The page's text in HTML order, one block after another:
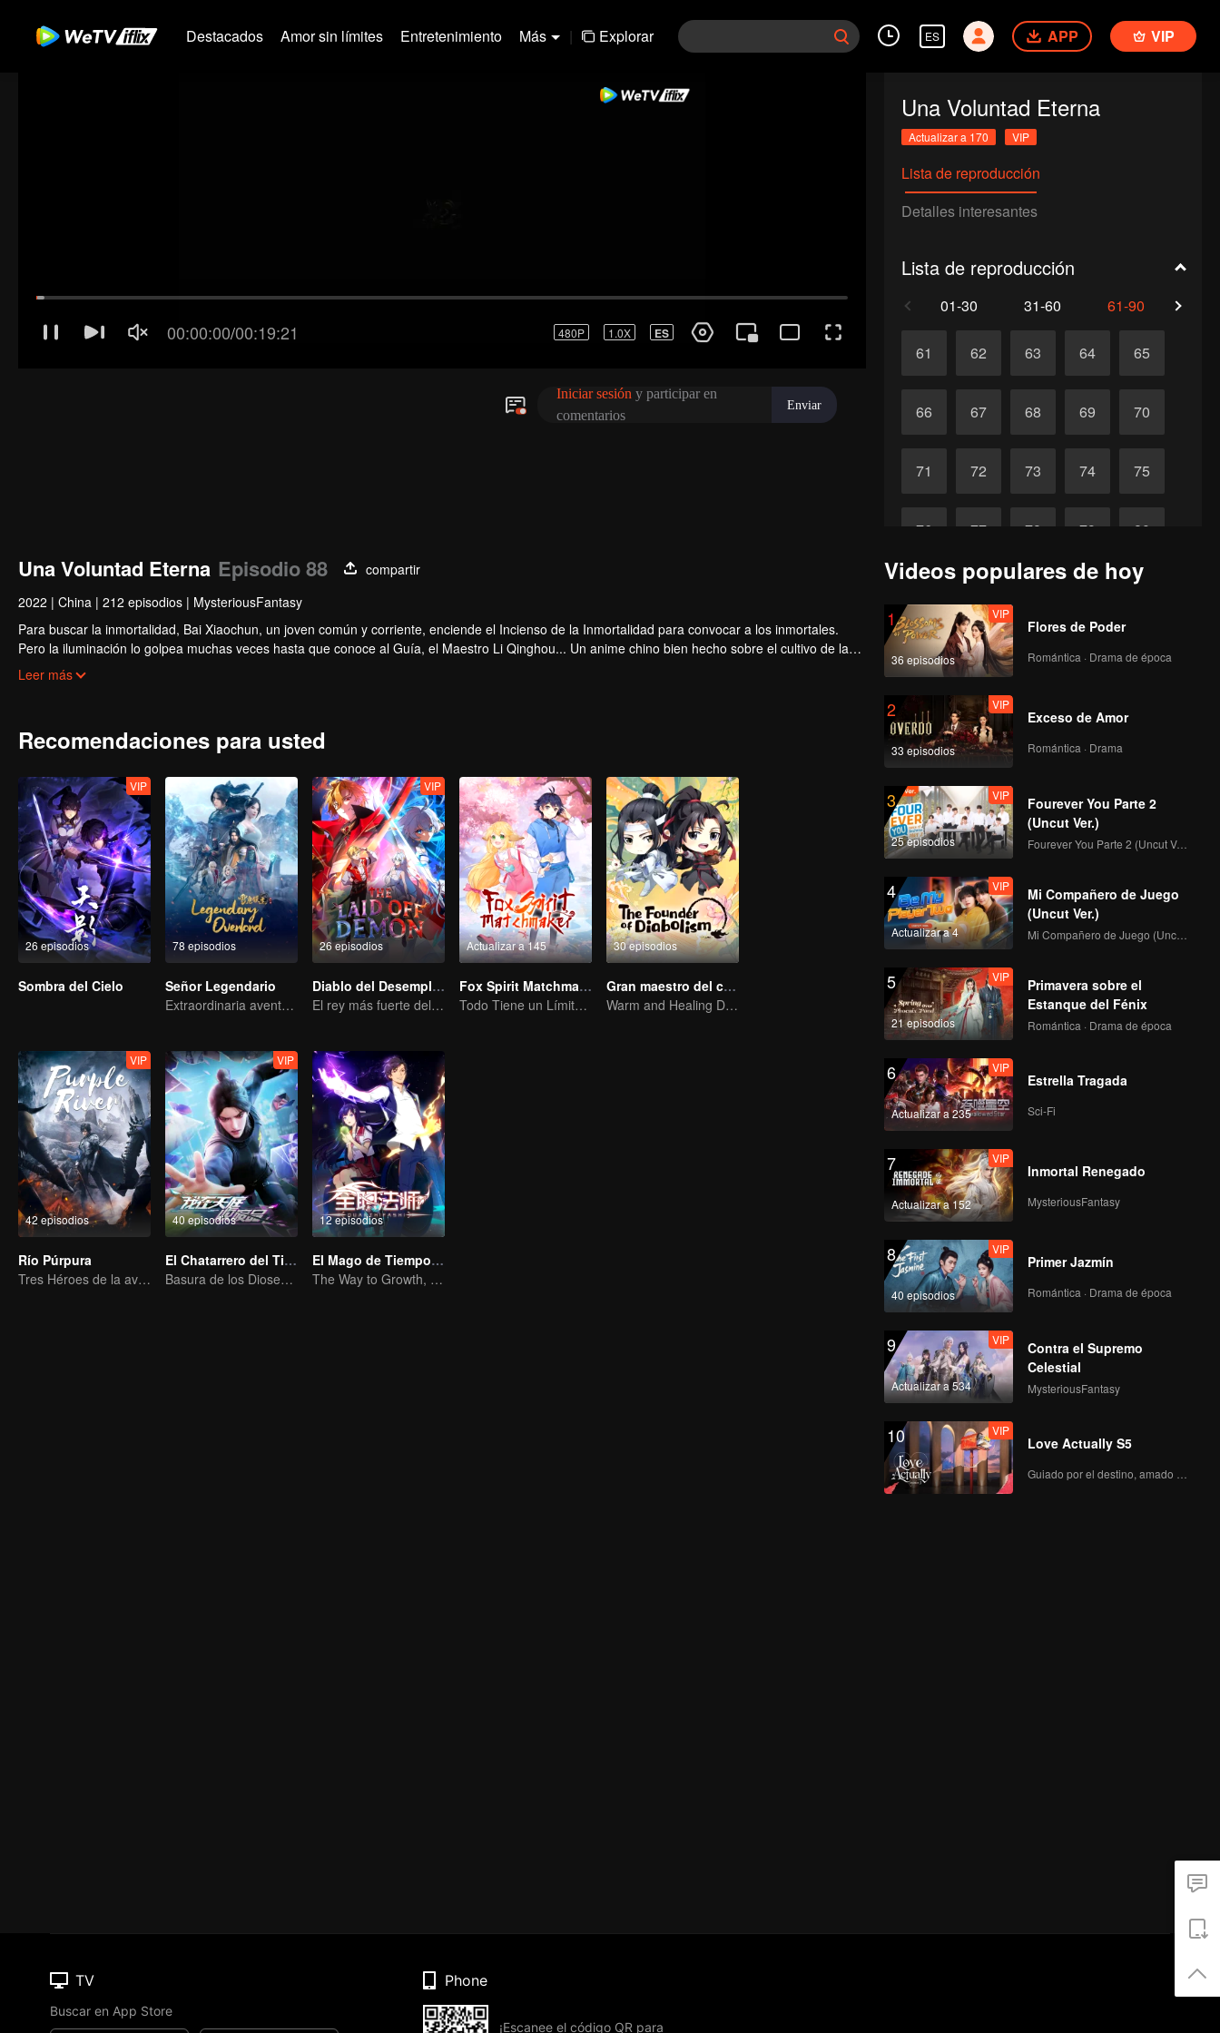
Destacados Amor sin límites Entretenimiento Más | Explorar ES APP VIP
Iniciar sesión y participar en
comentarios
Enviar
Una Voluntad Eterna
Actualizar a 170 VIP
Lista de reproducción
Detalles interesantes
Lista de reproducción
01-30 31-60 61-90
61 62 63 64 65
66 67 68 69 70
71 72 73 74 75
76 77 78 79 80
85
86 87
Una Voluntad Eterna Episodio 88
compartir
2022 | China | 212 episodios | MysteriousFantasy
Para buscar la inmortalidad, Bai Xiaochun, un joven común y corriente, enciende el Incienso de la Inmortalidad para convocar a los inmortales.
Pero la iluminación lo golpea muchas veces hasta que conoce al Guía, el Maestro Li Qinghou... Un anime chino bien hecho sobre el cultivo de la
inmortalidad con numerosas tramas divertidas. Ven a verlo para llenar tu verano de alegría.
Leer más
Recomendaciones para usted
26 episodios
VIP
Sombra del Cielo
78 episodios
Señor Legendario
Extraordinaria aventura, una adolescente renacida de la adversidad.
26 episodios
VIP
Diablo del Desempleo
El rey más fuerte del inframundo más competitivo
Actualizar a 145
Fox Spirit Matchmaker
Todo Tiene un Límite, Excepto el Amor y el Odio
30 episodios
Gran maestro del cultivo demoníaco Q
Warm and Healing Daily Life
42 episodios
VIP
Río Púrpura
Tres Héroes de la aventura de Zichuan en el Continente Xichuan
40 episodios
VIP
El Chatarrero del Tianting
Basura de los Dioses, Aniquilando a los Enemigos del Cielo
12 episodios
El Mago de Tiempo Completo Temporada 1
The Way to Growth, Encouragement and Self-improvement
Videos populares de hoy
1
36 episodios
VIP
Flores de Poder
Romántica · Drama de época
2
33 episodios
VIP
Exceso de Amor
Romántica · Drama
3
25 episodios
VIP
Fourever You Parte 2
(Uncut Ver.)
Fourever You Parte 2 (Uncut Ver.)
4
Actualizar a 4
VIP
Mi Compañero de Juego
(Uncut Ver.)
Mi Compañero de Juego (Uncut Ver.)
5
21 episodios
VIP
Primavera sobre el
Estanque del Fénix
Romántica · Drama de época
6
Actualizar a 235
VIP
Estrella Tragada
Sci-Fi
7
Actualizar a 152
VIP
Inmortal Renegado
MysteriousFantasy
8
40 episodios
VIP
Primer Jazmín
Romántica · Drama de época
9
Actualizar a 534
VIP
Contra el Supremo
Celestial
MysteriousFantasy
10 VIP
Love Actually S5
TV
Buscar en App Store
Phone
¡Escanee el código QR para